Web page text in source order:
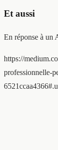
Et aussi
En réponse à
https://
professionnelle-